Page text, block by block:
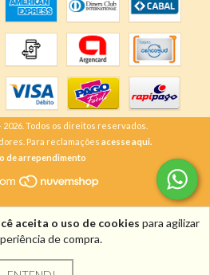
aceita o uso de cookies para agilizar
de compra.
Todos os direitos reservados.
Para reclamações acesse aqui.
de arrependimento